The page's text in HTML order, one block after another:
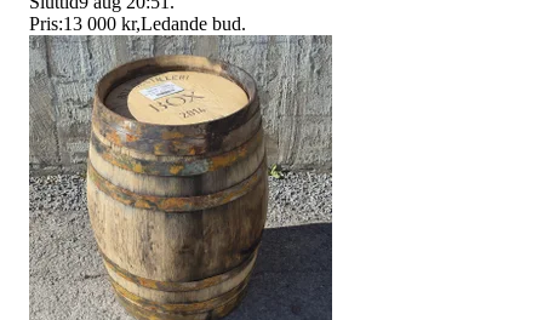
Pris:13 000 kr,Ledande bud.